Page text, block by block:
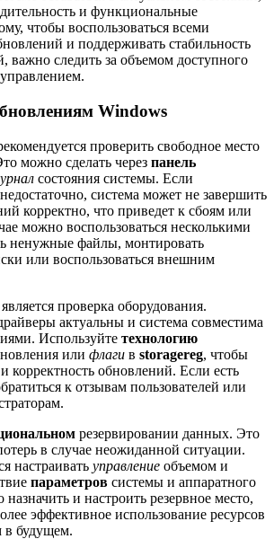
и функциональные
чтобы воспользоваться всеми
и поддерживать стабильность
важно следить за объемом доступного
Windows
проверить свободное место
можно сделать через панель
состояния системы. Если
система может не завершить
корректно, что приведет к сбоям или
можно воспользоваться несколькими
ненужные файлы, монтировать
или воспользоваться внешним
проверка оборудования.
актуальны и система совместима
Используйте технологию
или флаги в storagereg, чтобы
корректность обновлений. Если есть
к отзывам пользователей или
резервировании данных. Это
в случае неожиданной ситуации.
настраивать управление объемом и
параметров системы и аппаратного
и настроить резервное место,
эффективное использование ресурсов
в будущем.